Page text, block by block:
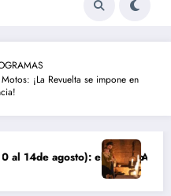
¡La Revuelta se impone en
el secreto de Tasio sale a
Avance VALLE